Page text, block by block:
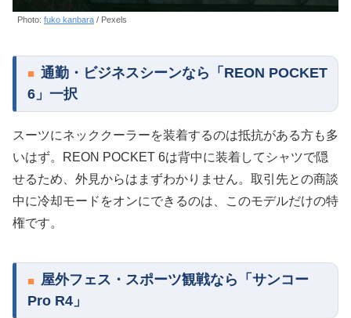
Photo: fuko kanbara / Pexels
通勤・ビジネスシーンなら「REON POCKET
6」一択
スーツにネッククーラーを装着するのは抵抗がある方も多
いはず。REON POCKET 6は背中に装着してシャツで隠
せるため、外見からはまずわかりません。取引先との商談
中に冷却モードをオンにできるのは、このモデルだけの特
権です。
屋外フェス・スポーツ観戦なら「サンコー
Pro R4」